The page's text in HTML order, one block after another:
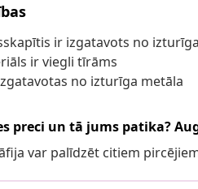
ir izgatavots no
ir viegli tīrāms
no izturīga metāla
preci un tā jums patika?
var palīdzēt citiem